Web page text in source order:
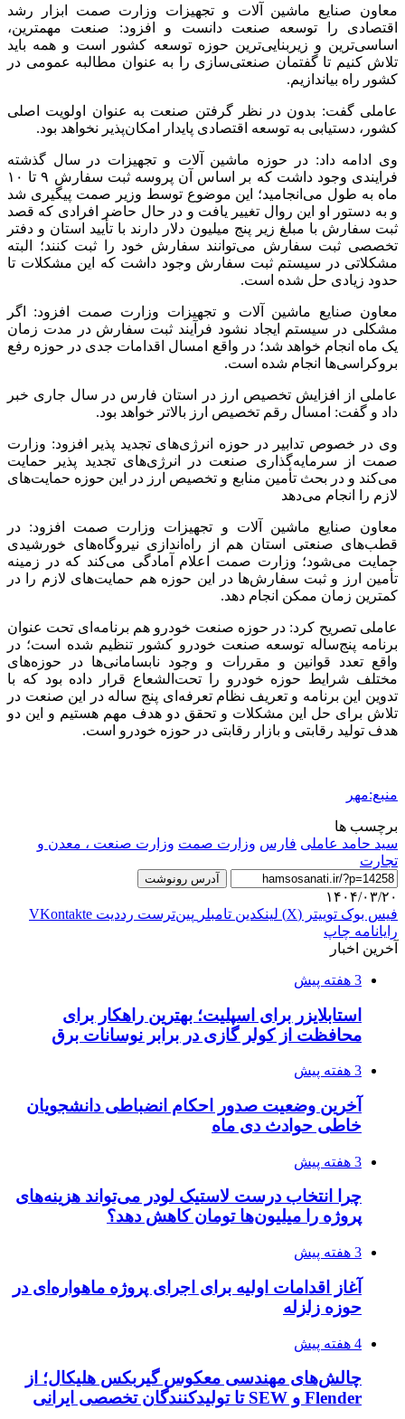
معاون صنایع ماشین آلات و تجهیزات وزارت صمت ابزار رشد
اقتصادی را توسعه صنعت دانست و افزود: صنعت مهمترین،
اساسی‌ترین و زیربنایی‌ترین حوزه توسعه کشور است و همه باید
تلاش کنیم تا گفتمان صنعتی‌سازی را به عنوان مطالبه عمومی در
کشور راه بیاندازیم.
عاملی گفت: بدون در نظر گرفتن صنعت به عنوان اولویت اصلی
کشور، دستیابی به توسعه اقتصادی پایدار امکان‌پذیر نخواهد بود.
وی ادامه داد: در حوزه ماشین آلات و تجهیزات در سال گذشته
فرایندی وجود داشت که بر اساس آن پروسه ثبت سفارش ۹ تا ۱۰
ماه به طول می‌انجامید؛ این موضوع توسط وزیر صمت پیگیری شد
و به دستور او این روال تغییر یافت و در حال حاضر افرادی که قصد
ثبت سفارش با مبلغ زیر پنج میلیون دلار دارند با تأیید استان و دفتر
تخصصی ثبت سفارش می‌توانند سفارش خود را ثبت کنند؛ البته
مشکلاتی در سیستم ثبت سفارش وجود داشت که این مشکلات تا
حدود زیادی حل شده است.
معاون صنایع ماشین آلات و تجهیزات وزارت صمت افزود: اگر
مشکلی در سیستم ایجاد نشود فرآیند ثبت سفارش در مدت زمان
یک ماه انجام خواهد شد؛ در واقع امسال اقدامات جدی در حوزه رفع
بروکراسی‌ها انجام شده است‌.
عاملی از افزایش تخصیص ارز در استان فارس در سال جاری خبر
داد و گفت: امسال رقم تخصیص ارز بالاتر خواهد بود.
وی در خصوص تدابیر در حوزه انرژی‌های تجدید پذیر افزود: وزارت
صمت از سرمایه‌گذاری صنعت در انرژی‌های تجدید پذیر حمایت
می‌کند و در بحث تأمین منابع و تخصیص ارز در این حوزه حمایت‌های
لازم را انجام می‌دهد
معاون صنایع ماشین آلات و تجهیزات وزارت صمت افزود: در
قطب‌های صنعتی استان هم از راه‌اندازی نیروگاه‌های خورشیدی
حمایت می‌شود؛ وزارت صمت اعلام آمادگی می‌کند که در زمینه
تأمین ارز و ثبت سفارش‌ها در این حوزه هم حمایت‌های لازم را در
کمترین زمان ممکن انجام دهد.
عاملی تصریح کرد: در حوزه صنعت خودرو هم برنامه‌ای تحت عنوان
برنامه پنج‌ساله توسعه صنعت خودرو کشور تنظیم شده است؛ در
واقع تعدد قوانین و مقررات و وجود نابسامانی‌ها در حوزه‌های
مختلف شرایط حوزه خودرو را تحت‌الشعاع قرار داده بود که با
تدوین این برنامه و تعریف نظام تعرفه‌ای پنج ساله در این صنعت در
تلاش برای حل این مشکلات و تحقق دو هدف مهم هستیم و این دو
هدف تولید رقابتی و بازار رقابتی در حوزه خودرو است.
منبع:مهر
برچسب ها
سید حامد عاملی فارس وزارت صمت وزارت صنعت ، معدن و
تجارت
آدرس رونوشت
۱۴۰۴/۰۳/۲۰
فیس بوک توییتر (X) لینکدین ‫تامبلر ‫پین‌ترست ‫رددیت ‫VKontakte
رایانامه چاپ
آخرین اخبار
3 هفته پیش
استابلایزر برای اسپلیت؛ بهترین راهکار برای
محافظت از کولر گازی در برابر نوسانات برق
3 هفته پیش
آخرین وضعیت صدور احکام انضباطی دانشجویان
خاطی حوادث دی ماه
3 هفته پیش
چرا انتخاب درست لاستیک لودر می‌تواند هزینه‌های
پروژه را میلیون‌ها تومان کاهش دهد؟
3 هفته پیش
آغاز اقدامات اولیه برای اجرای پروژه ماهواره‌ای در
حوزه زلزله
4 هفته پیش
چالش‌های مهندسی معکوس گیربکس هلیکال؛ از
Flender و SEW تا تولیدکنندگان تخصصی ایرانی